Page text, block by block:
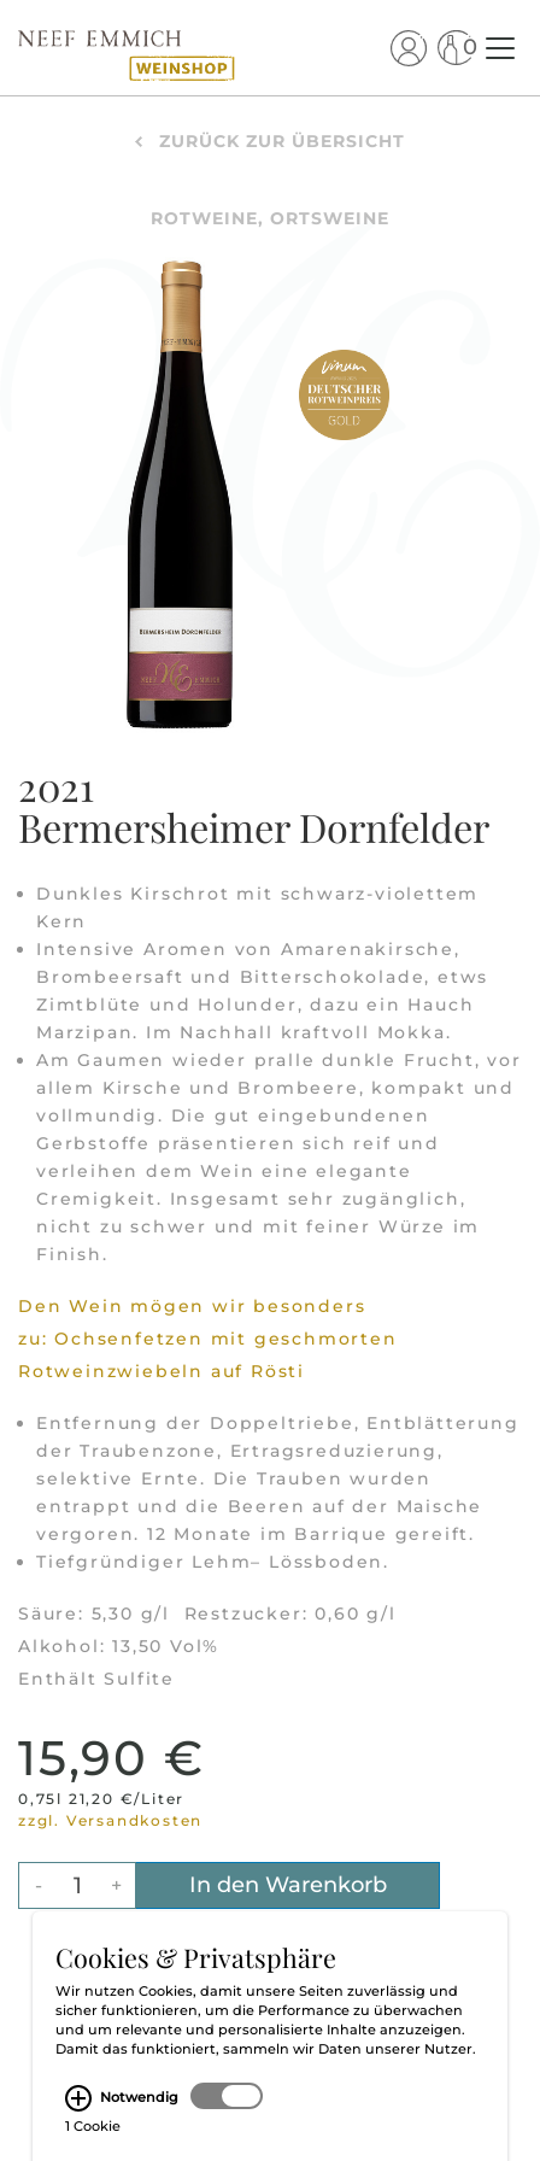
0
ROTWEINE, ORTSWEINE
ZURÜCK ZUR ÜBERSICHT
2021
Bermersheimer Dornfelder
Dunkles Kirschrot mit schwarz-violettem
Kern
Intensive Aromen von Amarenakirsche,
Brombeersaft und Bitterschokolade, etws
Zimtblüte und Holunder, dazu ein Hauch
Marzipan. Im Nachhall kraftvoll Mokka.
Am Gaumen wieder pralle dunkle Frucht, vor
allem Kirsche und Brombeere, kompakt und
vollmundig. Die gut eingebundenen
Gerbstoffe präsentieren sich reif und
verleihen dem Wein eine elegante
Cremigkeit. Insgesamt sehr zugänglich,
nicht zu schwer und mit feiner Würze im
Finish.
Den Wein mögen wir besonders
zu: Ochsenfetzen mit geschmorten
Rotweinzwiebeln auf Rösti
Entfernung der Doppeltriebe, Entblätterung
der Traubenzone, Ertragsreduzierung,
selektive Ernte. Die Trauben wurden
entrappt und die Beeren auf der Maische
vergoren. 12 Monate im Barrique gereift.
Tiefgründiger Lehm– Lössboden.
Säure: 5,30 g/l Restzucker: 0,60 g/l
Alkohol: 13,50 Vol%
Enthält Sulfite
15,90 €
0,75l 21,20 €/Liter
zzgl. Versandkosten
- + In den Warenkorb
Cookies & Privatsphäre
Wir nutzen Cookies, damit unsere Seiten zuverlässig und
sicher funktionieren, um die Performance zu überwachen
und um relevante und personalisierte Inhalte anzuzeigen.
Damit das funktioniert, sammeln wir Daten unserer Nutzer.
Notwendig
1 Cookie